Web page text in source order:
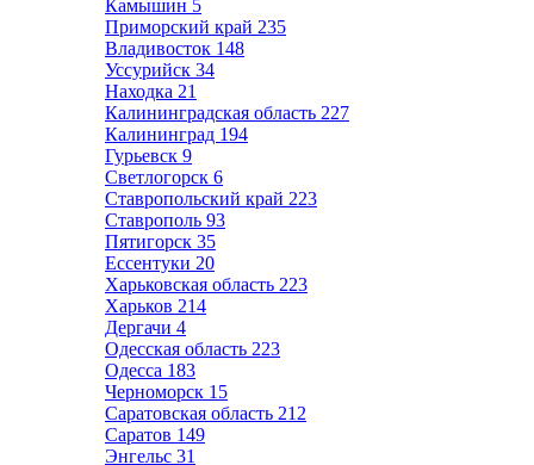
Камышин 5
Приморский край 235
Владивосток 148
Уссурийск 34
Находка 21
Калининградская область 227
Калининград 194
Гурьевск 9
Светлогорск 6
Ставропольский край 223
Ставрополь 93
Пятигорск 35
Ессентуки 20
Харьковская область 223
Харьков 214
Дергачи 4
Одесская область 223
Одесса 183
Черноморск 15
Саратовская область 212
Саратов 149
Энгельс 31